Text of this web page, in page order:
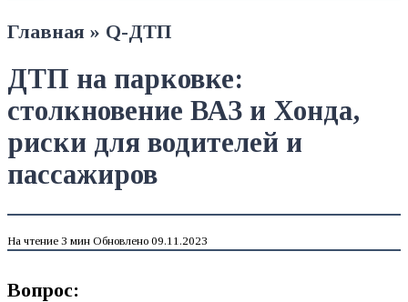
Главная » Q-ДТП
ДТП на парковке:
столкновение ВАЗ и Хонда,
риски для водителей и
пассажиров
На чтение 3 мин Обновлено 09.11.2023
Вопрос: